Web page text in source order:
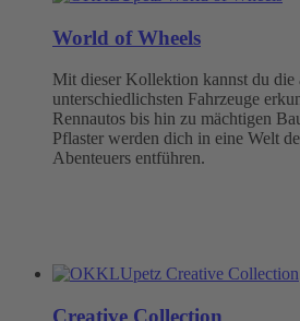
World of Wheels
Mit dieser Kollektion kannst du die
unterschiedlichsten Fahrzeuge
Rennautos bis hin zu mächtigen
Pflaster werden dich in eine Welt
Abenteuers entführen.
Creative Collection